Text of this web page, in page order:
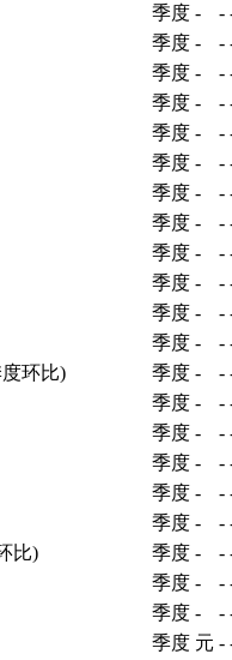
季度 - -
季度 - -
季度 - -
季度 - -
季度 - -
季度 - -
季度 - -
季度 - -
季度 - -
季度 - -
季度 - -
季度 - -
环比)
季度 - -
季度 - -
季度 - -
季度 - -
季度 - -
季度 - -
比)
季度 - -
季度 - -
季度 - -
季度 元 -